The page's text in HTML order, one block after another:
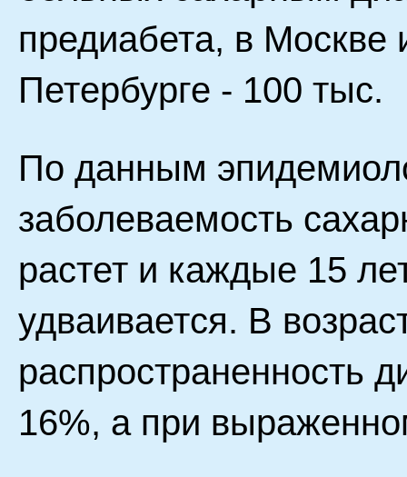
предиабета, в Москве
Петербурге - 100 тыс.
По данным
заболеваемость
растет и каждые 15
удваивается. В
распространенность
16%, а при